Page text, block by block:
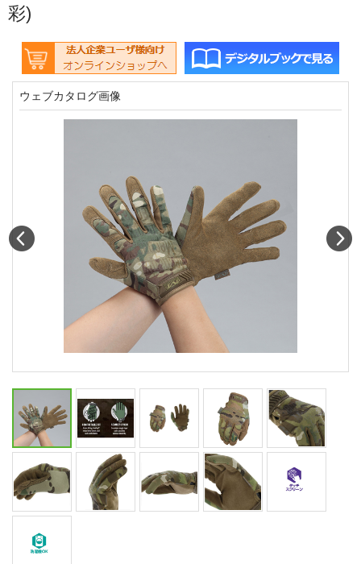
彩)
ウェブカタログ画像